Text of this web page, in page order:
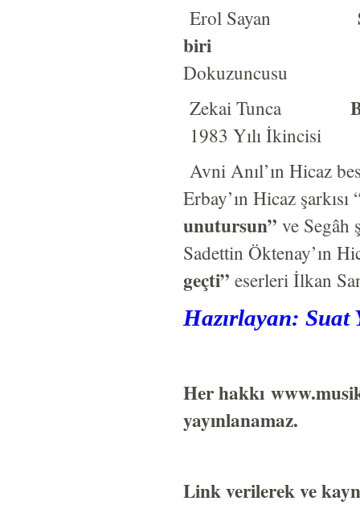
Erol Sayan
biri
Dokuzuncusu
Zekai Tunca
1983 Yılı İkincisi
Avni Anıl’ın Hicaz
Erbay’ın Hicaz şarkısı
unutursun” ve Segâh
Sadettin Öktenay’ın
geçti” eserleri İlkan
Hazırlayan: Suat
Her hakkı
yayınlanamaz.
Link verilerek ve